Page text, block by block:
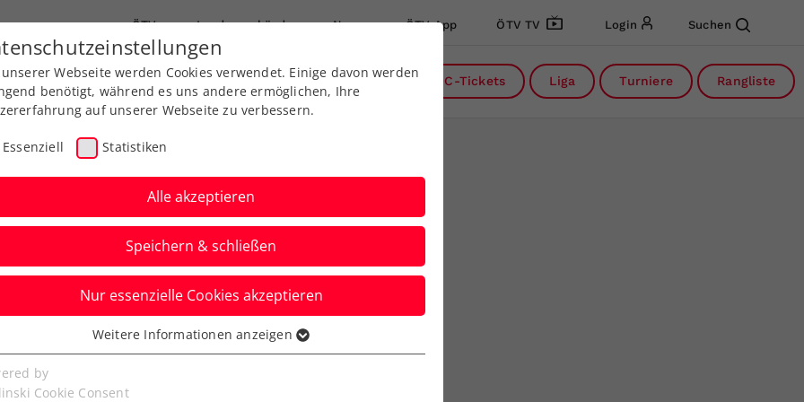
ÖTV Landesverbände News ÖTV App ÖTV TV Login Suchen
Ausbildung Services Über uns FAQ DC-Tickets Liga Turniere Rangliste
Ofner und Thiem
im Hauptbewerb
Webseite werden Cookies verwendet. Einige davon werden
benötigt, während es uns andere ermöglichen, Ihre
auf unserer Webseite zu verbessern.
Essenziell Statistiken
Alle akzeptieren
Speichern & schließen
Nur essenzielle Cookies akzeptieren
Cookies werden für grundlegende Funktionen der
benötigt. Dadurch ist gewährleistet, dass die Webseite
Weitere Informationen anzeigen
by
Cookie Consent